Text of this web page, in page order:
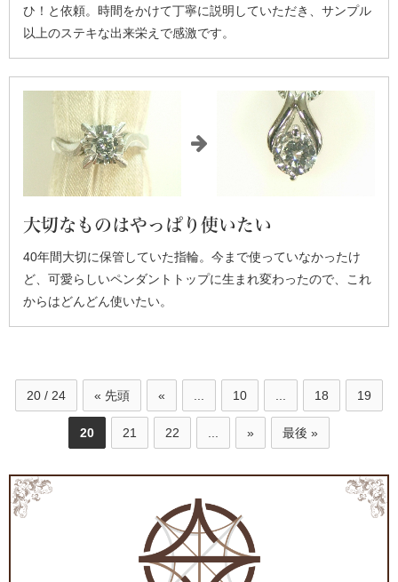
ひ！と依頼。時間をかけて丁寧に説明していただき、サンプル
以上のステキな出来栄えで感激です。
大切なものはやっぱり使いたい
40年間大切に保管していた指輪。今まで使っていなかったけ
ど、可愛らしいペンダントトップに生まれ変わったので、これ
からはどんどん使いたい。
20 / 24 « 先頭 « 10 18 19
20 21 22 » 最後 »